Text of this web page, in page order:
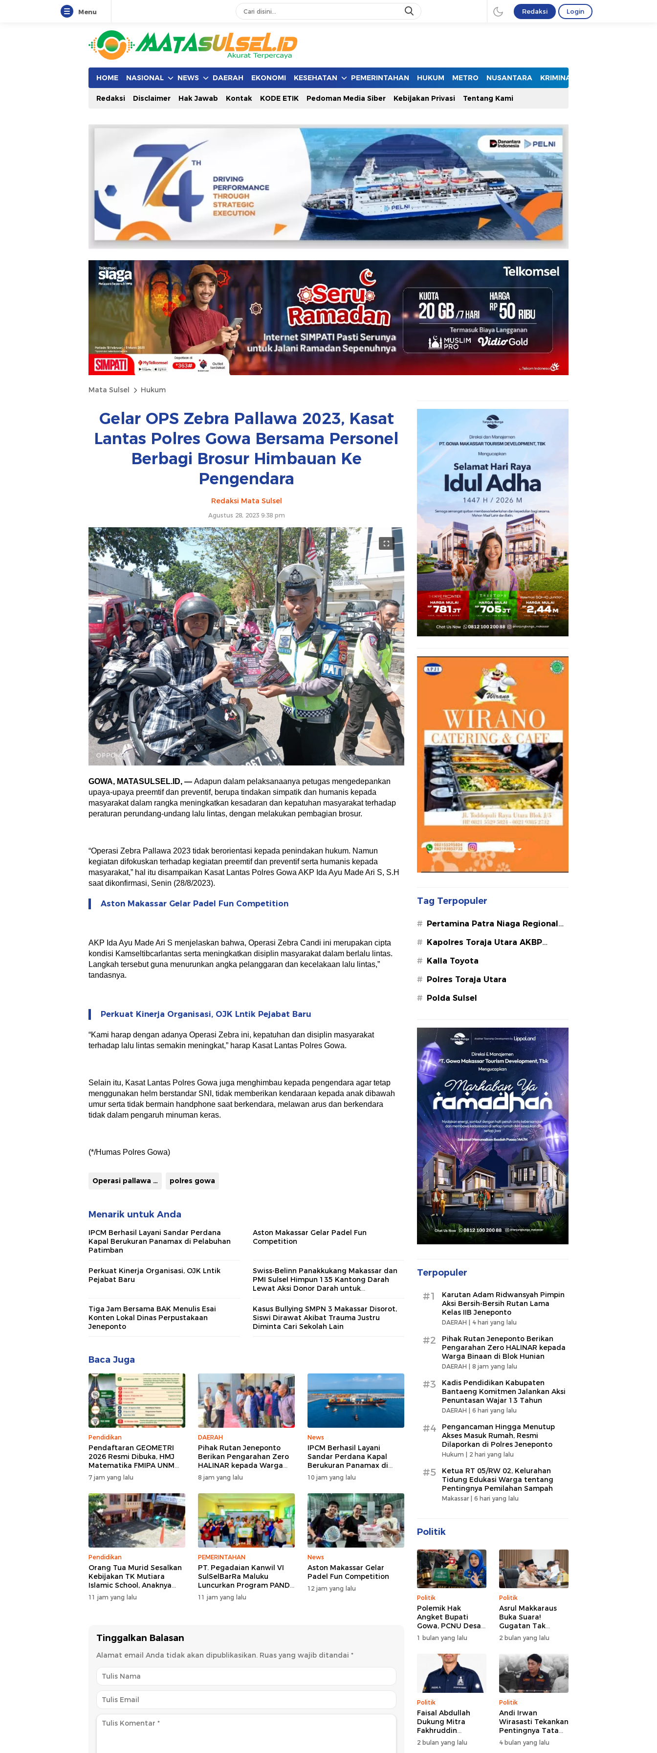
Menu Redaksi Login
HOME NASIONAL NEWS DAERAH EKONOMI KESEHATAN PEMERINTAHAN HUKUM METRO NUSANTARA KRIMINAL
Redaksi Disclaimer Hak Jawab Kontak KODE ETIK Pedoman Media Siber Kebijakan Privasi Tentang Kami
Mata Sulsel Hukum
Gelar OPS Zebra Pallawa 2023, Kasat
Lantas Polres Gowa Bersama Personel
Berbagi Brosur Himbauan Ke
Pengendara
Redaksi Mata Sulsel
Agustus 28, 2023 9:38 pm
GOWA, MATASULSEL.ID, — Adapun dalam pelaksanaanya petugas mengedepankan
upaya-upaya preemtif dan preventif, berupa tindakan simpatik dan humanis kepada
masyarakat dalam rangka meningkatkan kesadaran dan kepatuhan masyarakat terhadap
peraturan perundang-undang lalu lintas, dengan melakukan pembagian brosur.
“Operasi Zebra Pallawa 2023 tidak berorientasi kepada penindakan hukum. Namun
kegiatan difokuskan terhadap kegiatan preemtif dan preventif serta humanis kepada
masyarakat,” hal itu disampaikan Kasat Lantas Polres Gowa AKP Ida Ayu Made Ari S, S.H
saat dikonfirmasi, Senin (28/8/2023).
Aston Makassar Gelar Padel Fun Competition
AKP Ida Ayu Made Ari S menjelaskan bahwa, Operasi Zebra Candi ini merupakan cipta
kondisi Kamseltibcarlantas serta meningkatkan disiplin masyarakat dalam berlalu lintas.
Langkah tersebut guna menurunkan angka pelanggaran dan kecelakaan lalu lintas,”
tandasnya.
Perkuat Kinerja Organisasi, OJK Lntik Pejabat Baru
“Kami harap dengan adanya Operasi Zebra ini, kepatuhan dan disiplin masyarakat
terhadap lalu lintas semakin meningkat,” harap Kasat Lantas Polres Gowa.
Selain itu, Kasat Lantas Polres Gowa juga menghimbau kepada pengendara agar tetap
menggunakan helm berstandar SNI, tidak memberikan kendaraan kepada anak dibawah
umur serta tidak bermain handphone saat berkendara, melawan arus dan berkendara
tidak dalam pengaruh minuman keras.
(*/Humas Polres Gowa)
Operasi pallawa lipu polres gowa
Menarik untuk Anda
IPCM Berhasil Layani Sandar Perdana
Kapal Berukuran Panamax di Pelabuhan
Patimban
Aston Makassar Gelar Padel Fun
Competition
Perkuat Kinerja Organisasi, OJK Lntik
Pejabat Baru
Swiss-Belinn Panakkukang Makassar dan
PMI Sulsel Himpun 135 Kantong Darah
Lewat Aksi Donor Darah untuk
Tiga Jam Bersama BAK Menulis Esai
Konten Lokal Dinas Perpustakaan
Jeneponto
Kasus Bullying SMPN 3 Makassar Disorot,
Siswi Dirawat Akibat Trauma Justru
Diminta Cari Sekolah Lain
Baca Juga
Pendidikan
Pendaftaran GEOMETRI
2026 Resmi Dibuka, HMJ
Matematika FMIPA UNM
Siapkan Ajang Kompetisi
Matematika Nasional
7 jam yang lalu
DAERAH
Pihak Rutan Jeneponto
Berikan Pengarahan Zero
HALINAR kepada Warga
Binaan di Blok Hunian
8 jam yang lalu
News
IPCM Berhasil Layani
Sandar Perdana Kapal
Berukuran Panamax di
Pelabuhan Patimban
10 jam yang lalu
Pendidikan
Orang Tua Murid Sesalkan
Kebijakan TK Mutiara
Islamic School, Anaknya
Dikeluarkan Usai Insiden
Menggigit Teman
11 jam yang lalu
PEMERINTAHAN
PT. Pegadaian Kanwil VI
SulSelBarRa Maluku
Luncurkan Program PANDE
EMAS untuk Perkuat
Pemberdayaan Masyarakat
11 jam yang lalu
News
Aston Makassar Gelar
Padel Fun Competition
12 jam yang lalu
Tinggalkan Balasan
Alamat email Anda tidak akan dipublikasikan. Ruas yang wajib ditandai *
Tag Terpopuler
# Pertamina Patra Niaga Regional
# Kapolres Toraja Utara AKBP
M.Si
# Kalla Toyota
# Polres Toraja Utara
# Polda Sulsel
Terpopuler
#1
Karutan Adam Ridwansyah Pimpin
Aksi Bersih-Bersih Rutan Lama
Kelas IIB Jeneponto
DAERAH | 4 hari yang lalu
#2
Pihak Rutan Jeneponto Berikan
Pengarahan Zero HALINAR kepada
Warga Binaan di Blok Hunian
DAERAH | 8 jam yang lalu
#3
Kadis Pendidikan Kabupaten
Bantaeng Komitmen Jalankan Aksi
Penuntasan Wajar 13 Tahun
DAERAH | 6 hari yang lalu
#4
Pengancaman Hingga Menutup
Akses Masuk Rumah, Resmi
Dilaporkan di Polres Jeneponto
Hukum | 2 hari yang lalu
#5
Ketua RT 05/RW 02, Kelurahan
Tidung Edukasi Warga tentang
Pentingnya Pemilahan Sampah
Makassar | 6 hari yang lalu
Politik
Politik
Polemik Hak
Angket Bupati
Gowa, PCNU Desak
DPRD Buka Fakta
Transparan
1 bulan yang lalu
Politik
Asrul Makkaraus
Buka Suara!
Gugatan Tak
Hentikan Hak
Angket DPRD
2 bulan yang lalu
Politik
Faisal Abdullah
Dukung Mitra
Fakhruddin
Nahkodai BM PAN
Periode 2026-2031
2 bulan yang lalu
Politik
Andi Irwan
Wirasasti Tekankan
Pentingnya Tata
Kelola Terintegrasi
Sektor Peternakan
4 bulan yang lalu